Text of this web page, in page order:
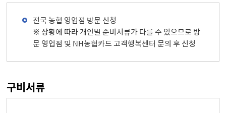
전국 농협 영업점 방문 신청
※ 상황에 따라 개인별 준비서류가 다를 수 있으므로 방
문 영업점 및 NH농협카드 고객행복센터 문의 후 신청
구비서류